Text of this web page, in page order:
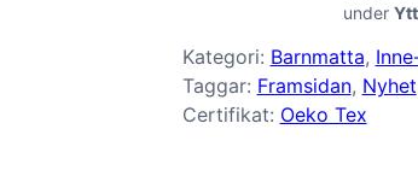
under
Kategori: Barnmatta,
Taggar: Framsidan, Nyhet
Certifikat: Oeko Tex